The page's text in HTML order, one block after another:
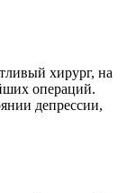
хирург, на
операций.
депрессии,